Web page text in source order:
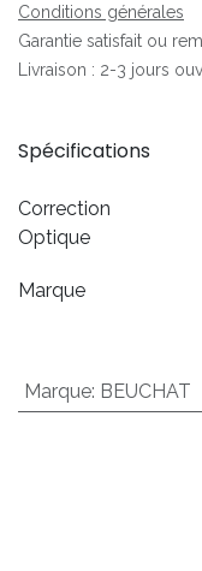
Conditions générales
Garantie satisfait ou
Livraison : 2-3 jours
Spécifications
Correction
Optique
Marque
Marque: BEUCHAT